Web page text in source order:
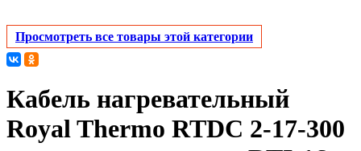
Просмотреть все товары этой категории
Кабель нагревательный
Royal Thermo RTDC 2-17-300